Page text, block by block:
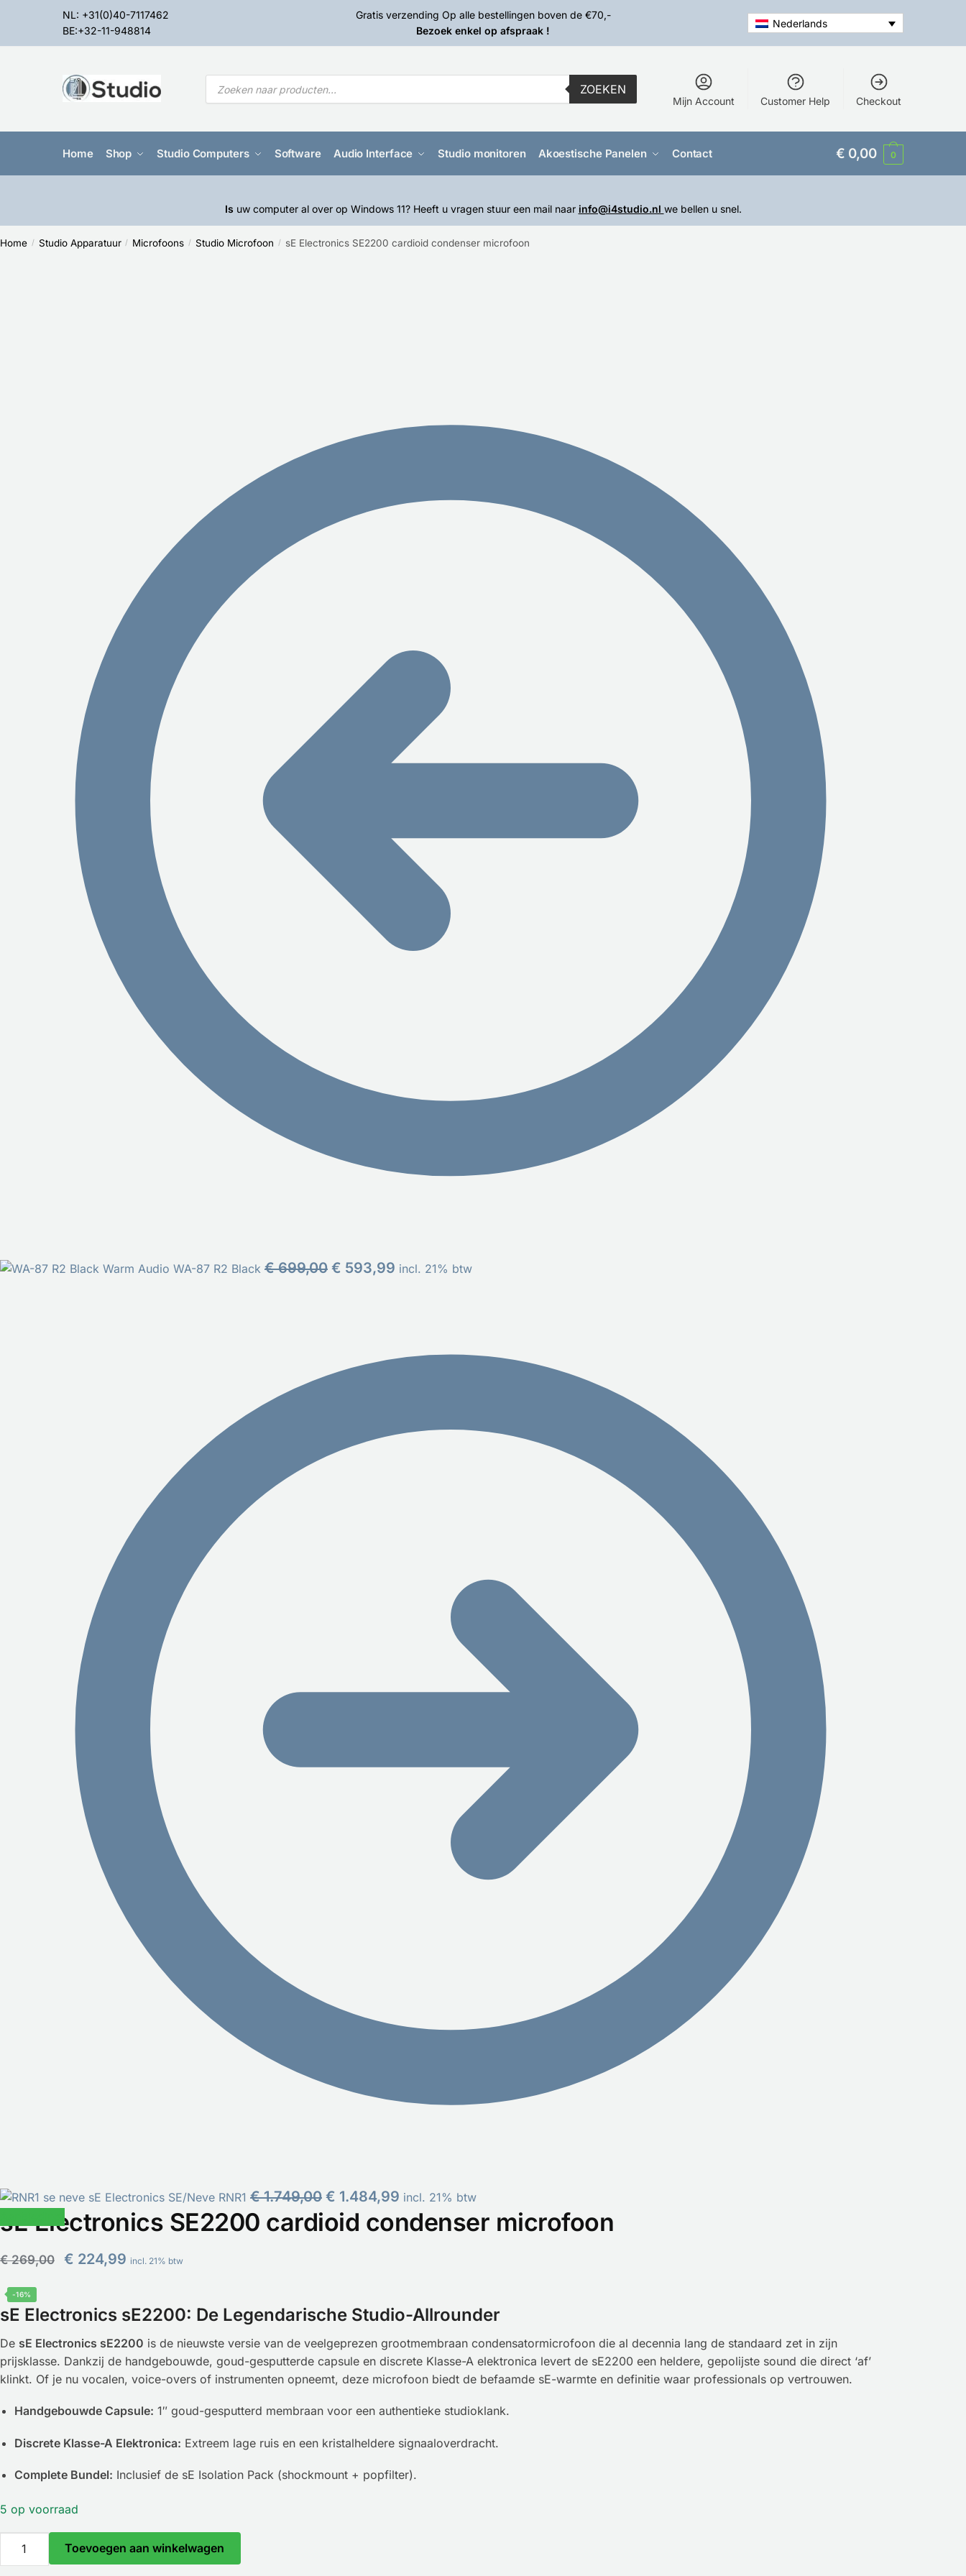
NL: +31(0)40-7117462
BE:+32-11-948814
Gratis verzending Op alle bestellingen boven de €70,-
Bezoek enkel op afspraak !
Nederlands
ZOEKEN
Mijn Account Customer Help Checkout
Home Shop Studio Computers Software Audio Interface Studio monitoren Akoestische Panelen Contact € 0,00 0
Is uw computer al over op Windows 11? Heeft u vragen stuur een mail naar info@i4studio.nl we bellen u snel.
Home / Studio Apparatuur / Microfoons / Studio Microfoon / sE Electronics SE2200 cardioid condenser microfoon
Warm Audio WA-87 R2 Black €699,00 € 593,99 incl. 21% btw
sE Electronics SE/Neve RNR1 €1.749,00 € 1.484,99 incl. 21% btw
sE Electronics SE2200 cardioid condenser microfoon
€269,00 € 224,99 incl. 21% btw
-16%
sE Electronics sE2200: De Legendarische Studio-Allrounder
De sE Electronics sE2200 is de nieuwste versie van de veelgeprezen grootmembraan condensatormicrofoon die al decennia lang de standaard zet in zijn
prijsklasse. Dankzij de handgebouwde, goud-gesputterde capsule en discrete Klasse-A elektronica levert de sE2200 een heldere, gepolijste sound die direct ‘af’
klinkt. Of je nu vocalen, voice-overs of instrumenten opneemt, deze microfoon biedt de befaamde sE-warmte en definitie waar professionals op vertrouwen.
Handgebouwde Capsule: 1″ goud-gesputterd membraan voor een authentieke studioklank.
Discrete Klasse-A Elektronica: Extreem lage ruis en een kristalheldere signaaloverdracht.
Complete Bundel: Inclusief de sE Isolation Pack (shockmount + popfilter).
5 op voorraad
Toevoegen aan winkelwagen